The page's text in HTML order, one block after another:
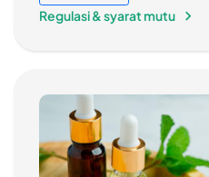
Regulasi & syarat mutu